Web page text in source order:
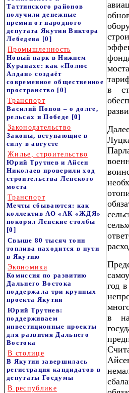
Таттинского районов
получили денежные
премии от народного
депутата Якутии Виктора
Лебедева [0]
Промышленность
Новый парк в Нижнем
Куранахе: как «Полюс
Алдан» создаёт
современное общественное
пространство [0]
Транспорт
Василий Попов – о долге,
рельсах и Победе [0]
Законодательство
Законы, вступающие в
силу в августе
Жилье, строительство
Юрий Трутнев и Айсен
Николаев проверили ход
строительства Ленского
моста
Транспорт
Мечты сбываются: как
коллектив АО «АК «ЖДЯ»
покорял Ленские столбы
[0]
Свыше 80 тысяч тонн
топлива находится в пути
в Якутию
Экономика
Комиссия по развитию
Дальнего Востока
поддержала три крупных
проекта Якутии
Юрий Трутнев:
поддерживаем
инвестиционные проекты
для развития Дальнего
Востока
В столице
В Якутии завершилась
регистрация кандидатов в
депутаты Госдумы
В республике
в
год
в